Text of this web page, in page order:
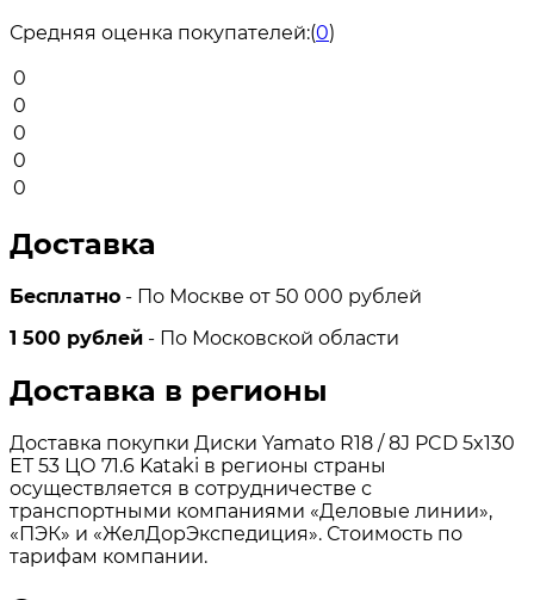
Средняя оценка покупателей:(0)
0
0
0
0
0
Доставка
Бесплатно - По Москве от 50 000 рублей
1 500 рублей - По Московской области
Доставка в регионы
Доставка покупки Диски Yamato R18 / 8J PCD 5x130
ЕТ 53 ЦО 71.6 Kataki в регионы страны
осуществляется в сотрудничестве с
транспортными компаниями «Деловые линии»,
«ПЭК» и «ЖелДорЭкспедиция». Стоимость по
тарифам компании.